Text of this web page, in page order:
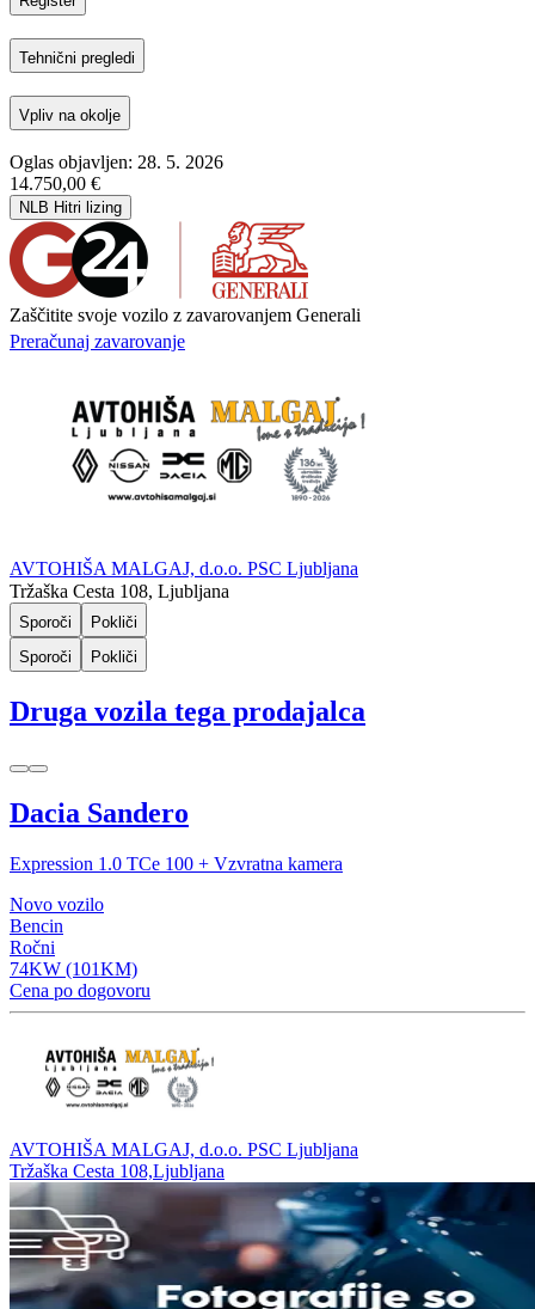
Tehnični pregledi
Vpliv na okolje
Oglas objavljen: 28. 5. 2026
14.750,00 €
NLB Hitri lizing
Zaščitite svoje vozilo z zavarovanjem Generali
Preračunaj zavarovanje
AVTOHIŠA MALGAJ, d.o.o. PSC Ljubljana
Tržaška Cesta 108, Ljubljana
Sporoči
Pokliči
Sporoči
Pokliči
Druga vozila tega prodajalca
Dacia Sandero
Expression 1.0 TCe 100 + Vzvratna kamera
Novo vozilo
Bencin
Ročni
74KW (101KM)
Cena po dogovoru
AVTOHIŠA MALGAJ, d.o.o. PSC Ljubljana
Tržaška Cesta 108,Ljubljana